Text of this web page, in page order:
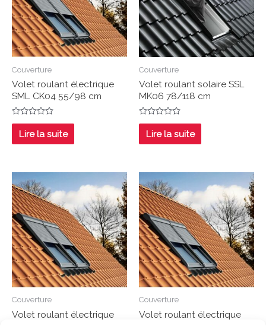
Couverture
Volet roulant électrique
SML CK04 55/98 cm
Note
sur
5
Lire la suite
Couverture
Volet roulant solaire SSL
MK06 78/118 cm
Note
sur
5
Lire la suite
Couverture
Volet roulant électrique
Couverture
Volet roulant électrique